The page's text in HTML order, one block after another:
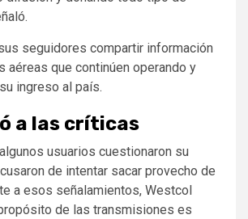
seguidores compartir información
aéreas que continúen operando y
ingreso al país.
a las críticas
usuarios cuestionaron su
de intentar sacar provecho de
a esos señalamientos, Westcol
de las transmisiones es